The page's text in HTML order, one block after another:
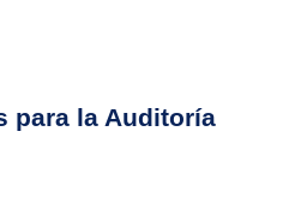
para la Auditoría